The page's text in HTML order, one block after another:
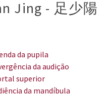
Jing - 足少陽
da pupila
da audição
superior
da mandíbula